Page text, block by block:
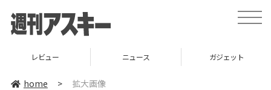
toggle
レビュー ニュース ガジェット
home > 拡大画像